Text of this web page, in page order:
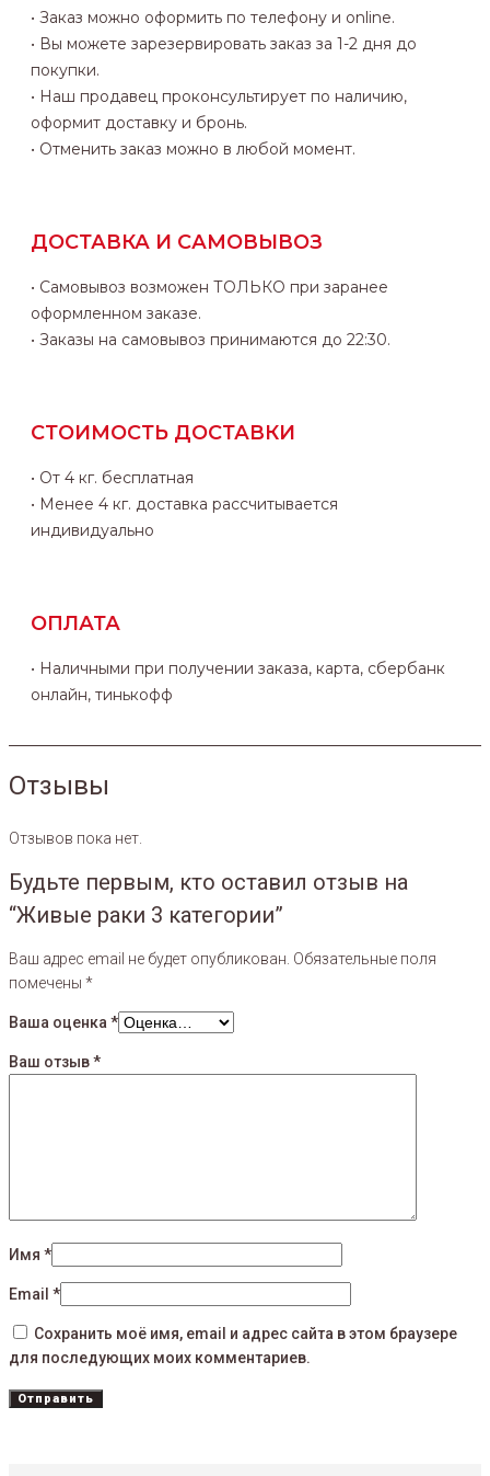
• Заказ можно оформить по телефону и online.
• Вы можете зарезервировать заказ за 1-2 дня до
покупки.
• Наш продавец проконсультирует по наличию,
оформит доставку и бронь.
• Отменить заказ можно в любой момент.
ДОСТАВКА И САМОВЫВОЗ
• Самовывоз возможен ТОЛЬКО при заранее
оформленном заказе.
• Заказы на самовывоз принимаются до 22:30.
СТОИМОСТЬ ДОСТАВКИ
• От 4 кг. бесплатная
• Менее 4 кг. доставка рассчитывается
индивидуально
ОПЛАТА
• Наличными при получении заказа, карта, сбербанк
онлайн, тинькофф
Отзывы
Отзывов пока нет.
Будьте первым, кто оставил отзыв на
“Живые раки 3 категории”
Ваш адрес email не будет опубликован. Обязательные поля
помечены *
Ваша оценка*
Ваш отзыв*
Имя *
Email *
Сохранить моё имя, email и адрес сайта в этом браузере
для последующих моих комментариев.